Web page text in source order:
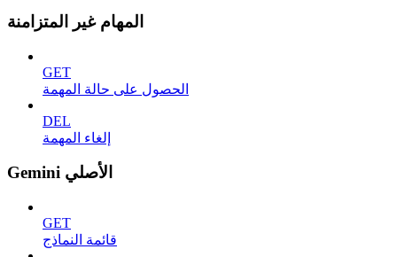
المهام غير المتزامنة
GET
الحصول على حالة المهمة
DEL
إلغاء المهمة
Gemini الأصلي
GET
قائمة النماذج